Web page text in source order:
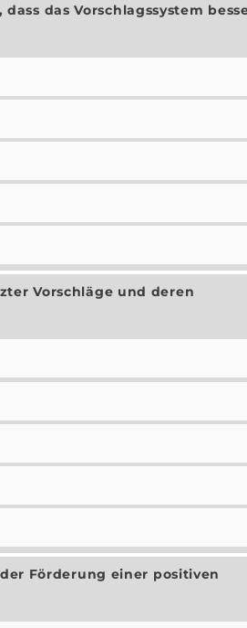
das Vorschlagssystem
Vorschläge und deren
Förderung einer positiven